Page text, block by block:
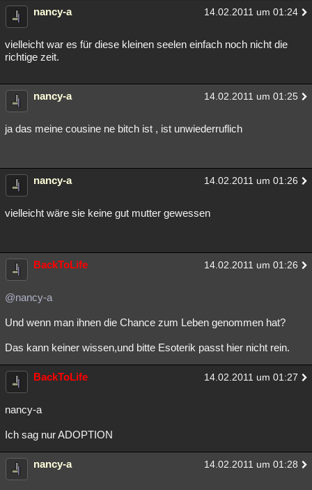
nancy-a 14.02.2011 um 01:24
vielleicht war es für diese kleinen seelen einfach noch nicht die
richtige zeit.
nancy-a 14.02.2011 um 01:25
ja das meine cousine ne bitch ist , ist unwiederruflich
nancy-a 14.02.2011 um 01:26
vielleicht wäre sie keine gut mutter gewessen
BackToLife 14.02.2011 um 01:26
@nancy-a
Und wenn man ihnen die Chance zum Leben genommen hat?
Das kann keiner wissen,und bitte Esoterik passt hier nicht rein.
BackToLife 14.02.2011 um 01:27
nancy-a
Ich sag nur ADOPTION
nancy-a 14.02.2011 um 01:28